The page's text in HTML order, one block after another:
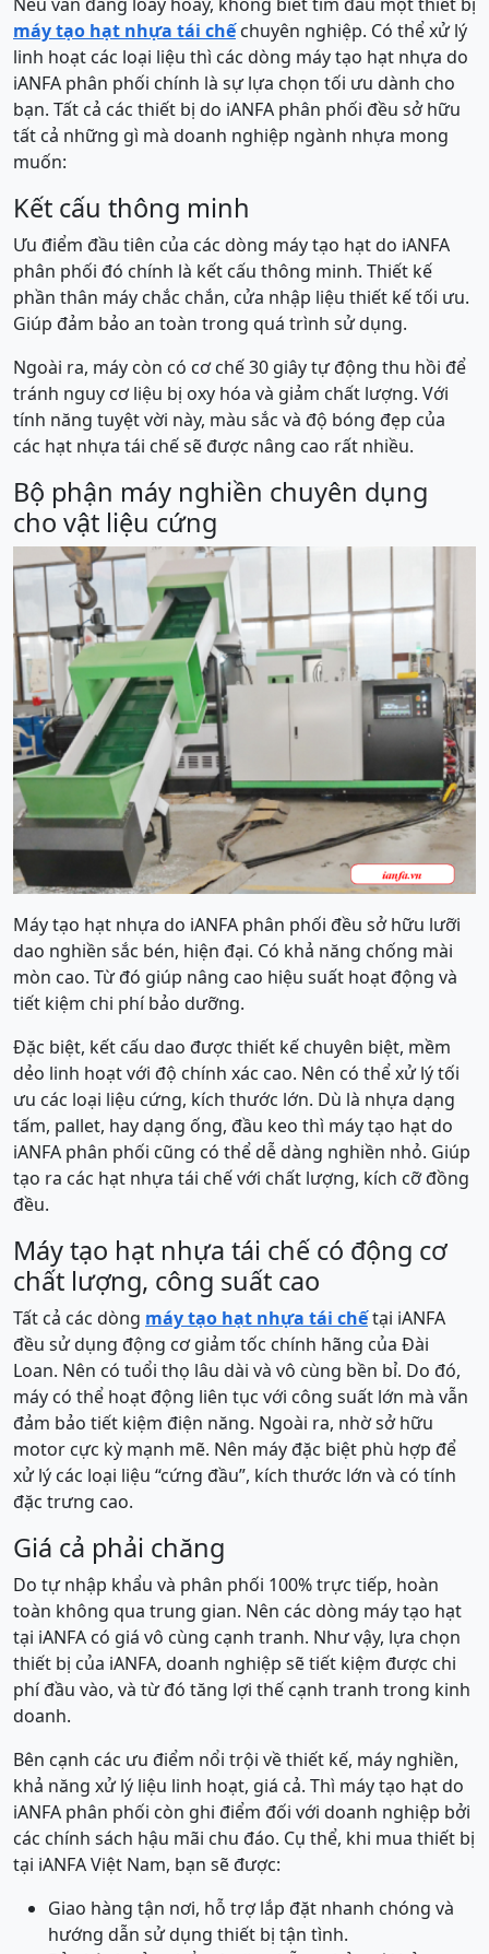
máy tạo hạt nhựa tái chếchuyên nghiệp. Có thể xử lý
linh hoạt các loại liệu thì các dòng máy tạo hạt nhựa do
iANFA phân phối chính là sự lựa chọn tối ưu dành cho
bạn. Tất cả các thiết bị do iANFA phân phối đều sở hữu
tất cả những gì mà doanh nghiệp ngành nhựa mong
muốn:
Kết cấu thông minh
Ưu điểm đầu tiên của các dòng máy tạo hạt do iANFA
phân phối đó chính là kết cấu thông minh. Thiết kế
phần thân máy chắc chắn, cửa nhập liệu thiết kế tối ưu.
Giúp đảm bảo an toàn trong quá trình sử dụng.
Ngoài ra, máy còn có cơ chế 30 giây tự động thu hồi để
tránh nguy cơ liệu bị oxy hóa và giảm chất lượng. Với
tính năng tuyệt vời này, màu sắc và độ bóng đẹp của
các hạt nhựa tái chế sẽ được nâng cao rất nhiều.
Bộ phận máy nghiền chuyên dụng
cho vật liệu cứng
Máy tạo hạt nhựa do iANFA phân phối đều sở hữu lưỡi
dao nghiền sắc bén, hiện đại. Có khả năng chống mài
mòn cao. Từ đó giúp nâng cao hiệu suất hoạt động và
tiết kiệm chi phí bảo dưỡng.
Đặc biệt, kết cấu dao được thiết kế chuyên biệt, mềm
dẻo linh hoạt với độ chính xác cao. Nên có thể xử lý tối
ưu các loại liệu cứng, kích thước lớn. Dù là nhựa dạng
tấm, pallet, hay dạng ống, đầu keo thì máy tạo hạt do
iANFA phân phối cũng có thể dễ dàng nghiền nhỏ. Giúp
tạo ra các hạt nhựa tái chế với chất lượng, kích cỡ đồng
đều.
Máy tạo hạt nhựa tái chế có động cơ
chất lượng, công suất cao
Tất cả các dòng máy tạo hạt nhựa tái chếtại iANFA
đều sử dụng động cơ giảm tốc chính hãng của Đài
Loan. Nên có tuổi thọ lâu dài và vô cùng bền bỉ. Do đó,
máy có thể hoạt động liên tục với công suất lớn mà vẫn
đảm bảo tiết kiệm điện năng. Ngoài ra, nhờ sở hữu
motor cực kỳ mạnh mẽ. Nên máy đặc biệt phù hợp để
xử lý các loại liệu “cứng đầu”, kích thước lớn và có tính
đặc trưng cao.
Giá cả phải chăng
Do tự nhập khẩu và phân phối 100% trực tiếp, hoàn
toàn không qua trung gian. Nên các dòng máy tạo hạt
tại iANFA có giá vô cùng cạnh tranh. Như vậy, lựa chọn
thiết bị của iANFA, doanh nghiệp sẽ tiết kiệm được chi
phí đầu vào, và từ đó tăng lợi thế cạnh tranh trong kinh
doanh.
Bên cạnh các ưu điểm nổi trội về thiết kế, máy nghiền,
khả năng xử lý liệu linh hoạt, giá cả. Thì máy tạo hạt do
iANFA phân phối còn ghi điểm đối với doanh nghiệp bởi
các chính sách hậu mãi chu đáo. Cụ thể, khi mua thiết bị
tại iANFA Việt Nam, bạn sẽ được:
Giao hàng tận nơi, hỗ trợ lắp đặt nhanh chóng và
hướng dẫn sử dụng thiết bị tận tình.